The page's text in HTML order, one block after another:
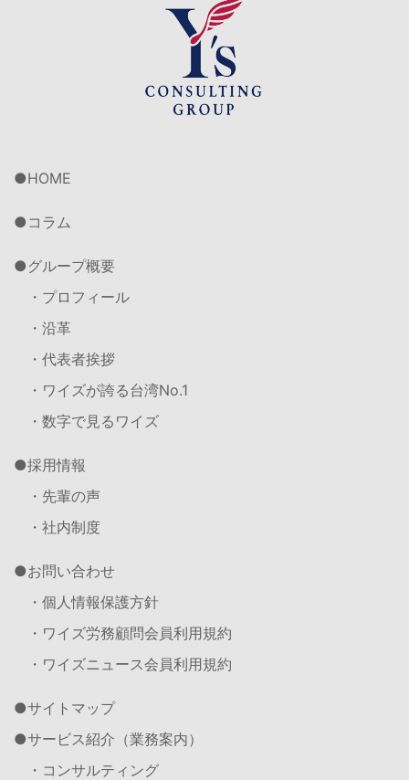
HOME
コラム
グループ概要
・プロフィール
・沿革
・代表者挨拶
・ワイズが誇る台湾No.1
・数字で見るワイズ
採用情報
・先輩の声
・社内制度
お問い合わせ
・個人情報保護方針
・ワイズ労務顧問会員利用規約
・ワイズニュース会員利用規約
サイトマップ
サービス紹介（業務案内）
・コンサルティング